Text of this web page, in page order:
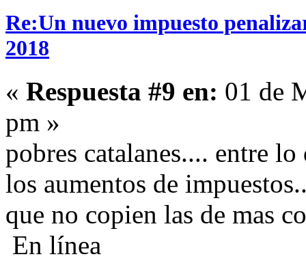
Re:Un nuevo impuesto
2018
« Respuesta #9 en: 01 de
pm »
pobres catalanes.... entre
los aumentos de
que no copien las de mas
En línea